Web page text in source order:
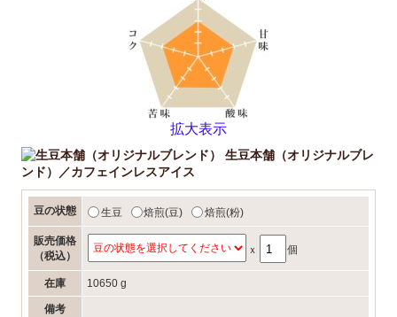
拡大表示
生豆本舗（オリジナルブレ
ンド）／カフェインレスアイス
豆の状態 生豆 焙煎(豆) 焙煎(粉)
販売価格
（税込）
ｘ 個
在庫 10650 g
備考